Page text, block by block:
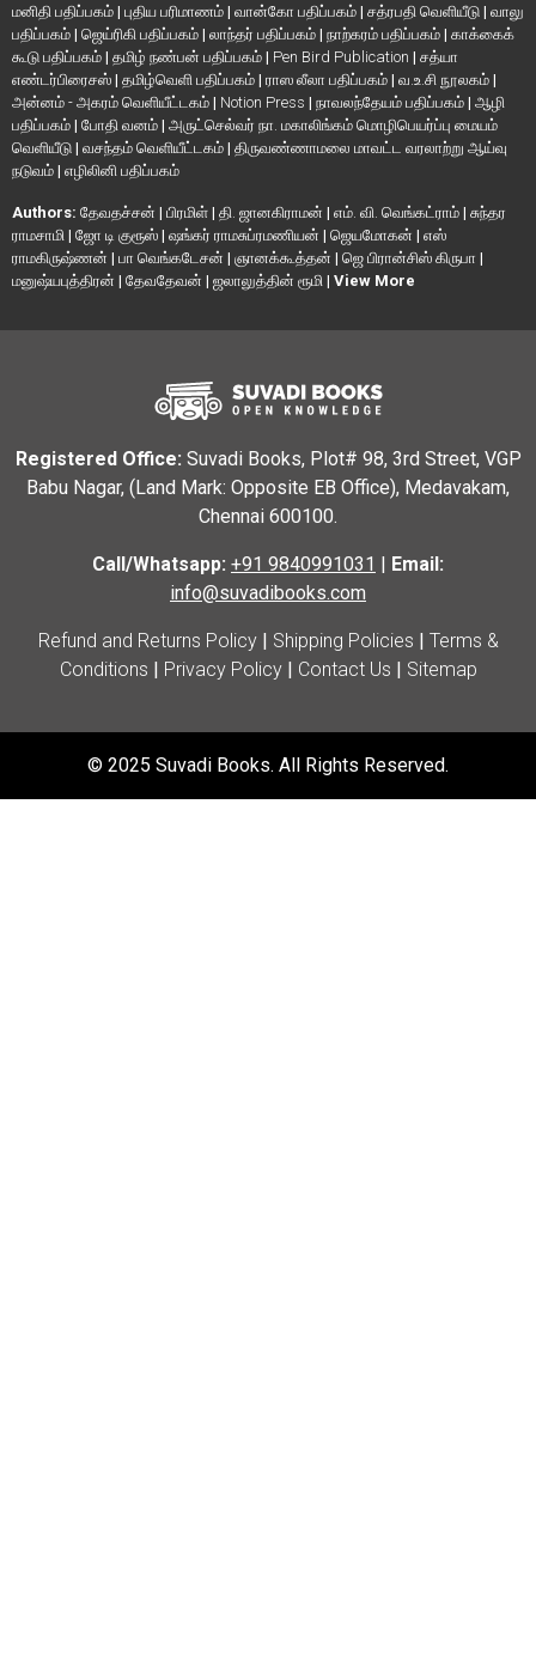
மனிதி பதிப்பகம் | புதிய பரிமாணம் | வான்கோ பதிப்பகம் | சத்ரபதி வெளியீடு | வாலு
பதிப்பகம் | ஜெய்ரிகி பதிப்பகம் | லாந்தர் பதிப்பகம் | நாற்கரம் பதிப்பகம் | காக்கைக்
கூடு பதிப்பகம் | தமிழ் நண்பன் பதிப்பகம் | Pen Bird Publication | சத்யா
எண்டர்பிரைசஸ் | தமிழ்வெளி பதிப்பகம் | ராஸ லீலா பதிப்பகம் | வ.உ.சி நூலகம் |
அன்னம் - அகரம் வெளியீட்டகம் | Notion Press | நாவலந்தேயம் பதிப்பகம் | ஆழி
பதிப்பகம் | போதி வனம் | அருட்செல்வர் நா. மகாலிங்கம் மொழிபெயர்ப்பு மையம்
வெளியீடு | வசந்தம் வெளியீட்டகம் | திருவண்ணாமலை மாவட்ட வரலாற்று ஆய்வு
நடுவம் | எழிலினி பதிப்பகம்
Authors: தேவதச்சன் | பிரமிள் | தி. ஜானகிராமன் | எம். வி. வெங்கட்ராம் | சுந்தர
ராமசாமி | ஜோ டி குரூஸ் | ஷங்கர் ராமசுப்ரமணியன் | ஜெயமோகன் | எஸ்
ராமகிருஷ்ணன் | பா வெங்கடேசன் | ஞானக்கூத்தன் | ஜெ பிரான்சிஸ் கிருபா |
மனுஷ்யபுத்திரன் | தேவதேவன் | ஜலாலுத்தின் ரூமி | View More
Registered Office: Suvadi Books, Plot# 98, 3rd Street, VGP
Babu Nagar, (Land Mark: Opposite EB Office), Medavakam,
Chennai 600100.
Call/Whatsapp: +91 9840991031 | Email:
info@suvadibooks.com
Refund and Returns Policy| Shipping Policies | Terms &
Conditions | Privacy Policy| Contact Us | Sitemap
© 2025 Suvadi Books. All Rights Reserved.